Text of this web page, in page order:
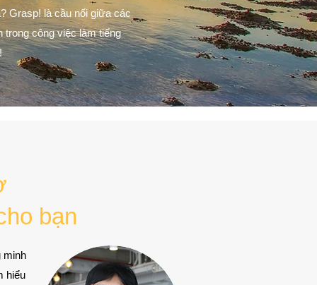
Grasp! là cầu nối giữa các
trong công việc làm tiếng
bạn
minh
hiểu